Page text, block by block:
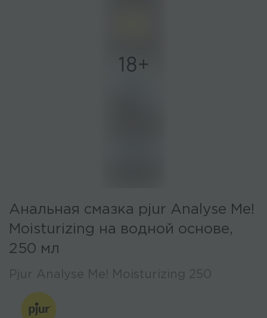
Анальная смазка pjur Analyse Me!
Moisturizing на водной основе,
250 мл
Pjur Analyse Me! Moisturizing 250